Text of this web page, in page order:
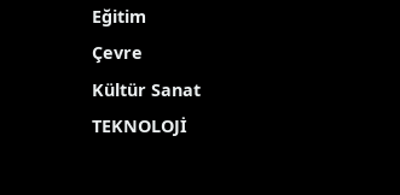
Eğitim
Çevre
Kültür Sanat
TEKNOLOJİ